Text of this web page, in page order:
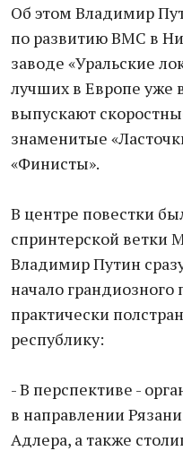
Об этом Владимир
по развитию ВМС в
заводе «Уральские
лучших в Европе уже
выпускают
знаменитые
«Финисты».
В центре повестки
спринтерской ветки
Владимир Путин
начало грандиозного
практически
республику:
- В перспективе -
в направлении
Адлера, а также